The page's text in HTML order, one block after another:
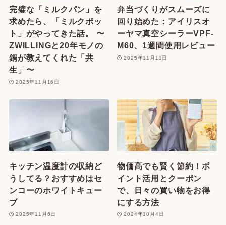
完璧な「ミルクパン」を
求めたら、「ミルクポッ
ト」がやってきた話。 〜
ZWILLINGと20年モノの
鍋が教えてくれた「共
生」〜
2025年11月16日
弁当づくりがスムーズに
回り始めた：アイリスオ
ーヤマ真空シーラーVPF-
M60、1週間使用レビュー
2025年11月11日
キッチン温度計の収納ど
うしてる？おすすめはセ
ンコーのホワイトキュー
ブ
2025年11月6日
物価高でも賢く節約！ポ
イント活用とクーポン
で、日々の買い物をお得
にする方法
2024年10月4日